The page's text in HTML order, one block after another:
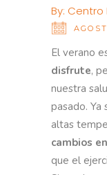
By: Centro
El verano
disfrute,
nuestra
pasado. Ya
altas
cambios
que el